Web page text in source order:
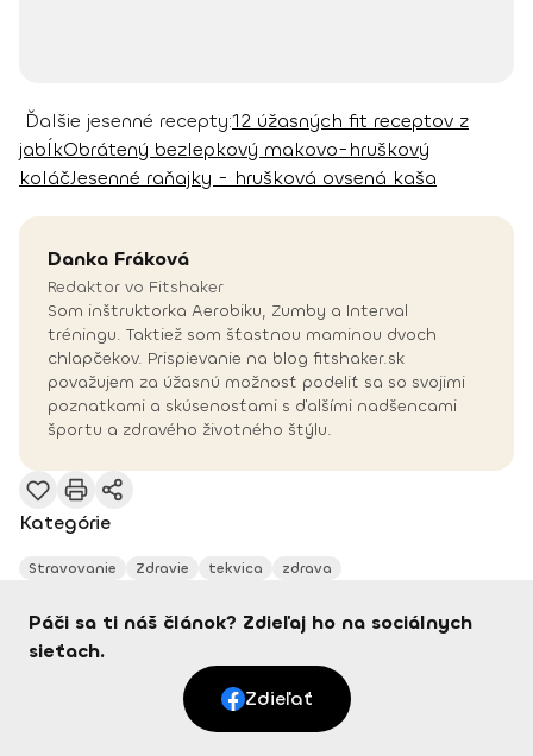
Ďalšie jesenné recepty:12 úžasných fit receptov z
jabĺkObrátený bezlepkový makovo-hruškový
koláčJesenné raňajky - hrušková ovsená kaša
Danka Fráková
Redaktor vo Fitshaker
Som inštruktorka Aerobiku, Zumby a Interval
tréningu. Taktiež som šťastnou maminou dvoch
chlapčekov. Prispievanie na blog fitshaker.sk
považujem za úžasnú možnosť podeliť sa so svojimi
poznatkami a skúsenosťami s ďalšími nadšencami
športu a zdravého životného štýlu.
Kategórie
Stravovanie Zdravie tekvica zdrava
Páči sa ti náš článok? Zdieľaj ho na sociálnych
sieťach.
Zdieľať